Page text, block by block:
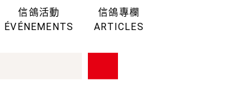
信鴿活動
ÉVÉNEMENTS
信鴿專欄
ARTICLES